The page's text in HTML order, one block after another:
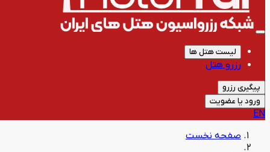
لیست هتل ها
رزرو هتل
پیگیری رزرو
ورود یا عضویت
EN
صفحه نخست